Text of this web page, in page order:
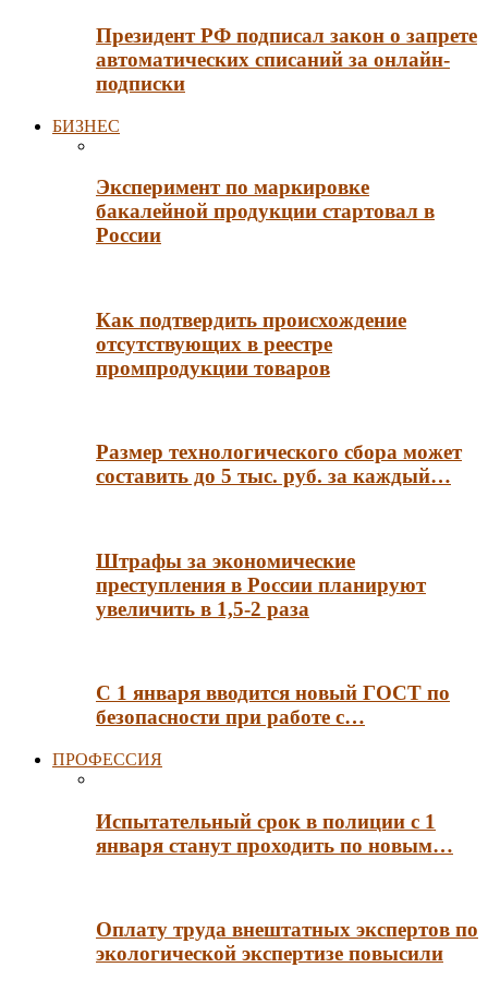
Президент РФ подписал закон о запрете
автоматических списаний за онлайн-
подписки
БИЗНЕС
Эксперимент по маркировке
бакалейной продукции стартовал в
России
Как подтвердить происхождение
отсутствующих в реестре
промпродукции товаров
Размер технологического сбора может
составить до 5 тыс. руб. за каждый…
Штрафы за экономические
преступления в России планируют
увеличить в 1,5-2 раза
С 1 января вводится новый ГОСТ по
безопасности при работе с…
ПРОФЕССИЯ
Испытательный срок в полиции с 1
января станут проходить по новым…
Оплату труда внештатных экспертов по
экологической экспертизе повысили